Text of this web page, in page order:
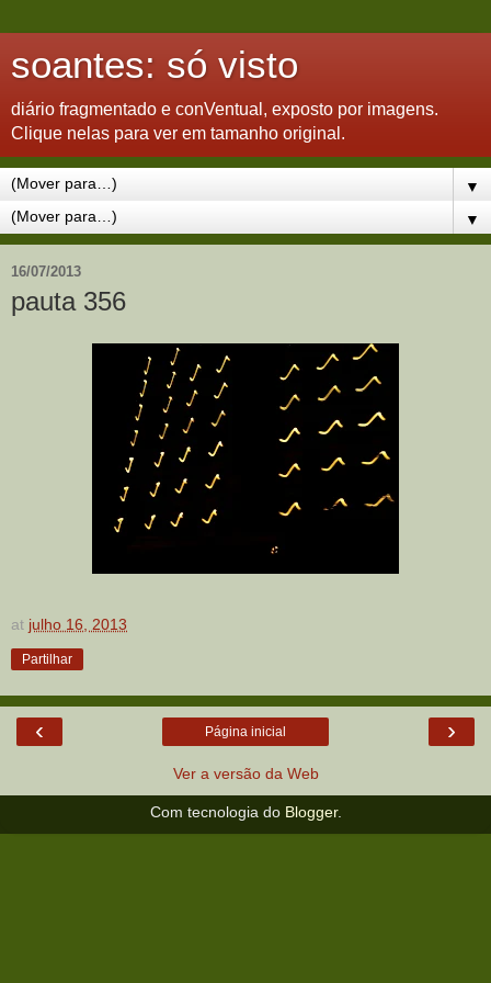
soantes: só visto
diário fragmentado e conVentual, exposto por imagens.
Clique nelas para ver em tamanho original.
▼
▼
16/07/2013
pauta 356
at julho 16, 2013
Partilhar
‹ ›
Página inicial
Ver a versão da Web
Com tecnologia do Blogger.